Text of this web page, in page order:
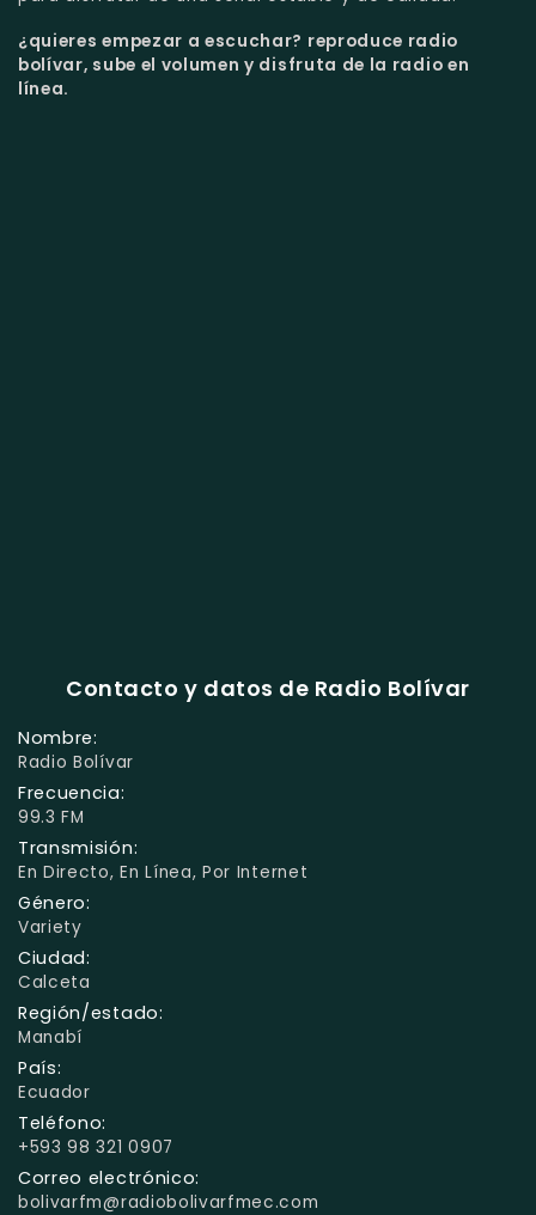
¿quieres empezar a escuchar? reproduce radio
bolívar, sube el volumen y disfruta de la radio en
línea.
Contacto y datos de Radio Bolívar
Nombre:
Radio Bolívar
Frecuencia:
99.3 FM
Transmisión:
En Directo, En Línea, Por Internet
Género:
Variety
Ciudad:
Calceta
Región/estado:
Manabí
País:
Ecuador
Teléfono:
+593 98 321 0907
Correo electrónico:
bolivarfm@radiobolivarfmec.com